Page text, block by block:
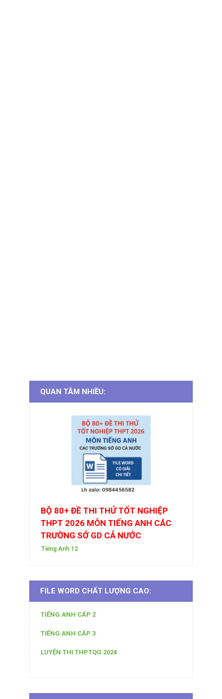
QUAN TÂM NHIỀU:
BỘ 80+ ĐỀ THI THỬ TỐT NGHIỆP
THPT 2026 MÔN TIẾNG ANH CÁC
TRƯỜNG SỞ GD CẢ NƯỚC
Tiếng Anh 12
FILE WORD CHẤT LƯỢNG CAO:
TIẾNG ANH CẤP 2
TIẾNG ANH CẤP 3
LUYỆN THI THPTQG 2024